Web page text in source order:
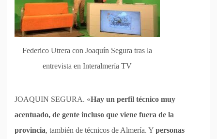
Federico Utrera con Joaquín Segura tras la
entrevista en Interalmería TV
JOAQUIN SEGURA. «Hay un perfil técnico muy
acentuado, de gente incluso que viene fuera de la
provincia, también de técnicos de Almería. Y personas